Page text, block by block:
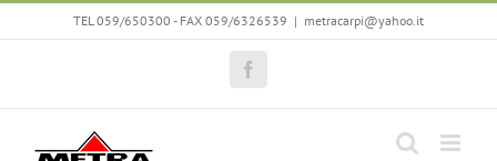
Skip
TEL 059/650300 - FAX 059/6326539 | metracarpi@yahoo.it